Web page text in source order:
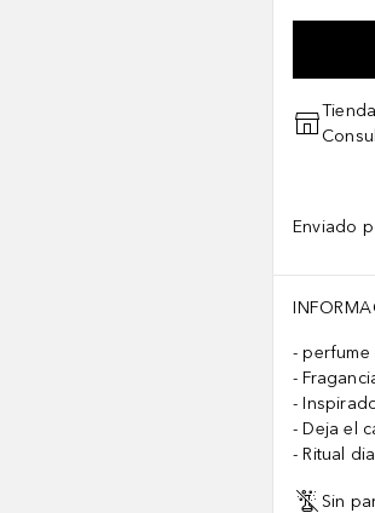
Enviado
Deja el
Ritual
Sin